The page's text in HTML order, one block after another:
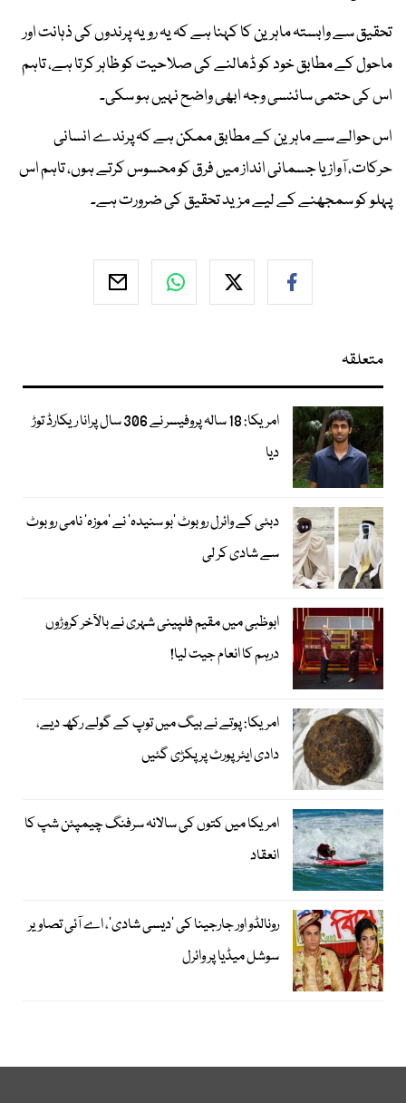
تحقیق سے وابستہ ماہرین کا کہنا ہے کہ یہ رویہ پرندوں کی ذہانت اور
ماحول کے مطابق خود کو ڈھالنے کی صلاحیت کو ظاہر کرتا ہے، تاہم
اس کی حتمی سائنسی وجہ ابھی واضح نہیں ہو سکی۔
اس حوالے سے ماہرین کے مطابق ممکن ہے کہ پرندے انسانی
حرکات، آواز یا جسمانی انداز میں فرق کو محسوس کرتے ہوں، تاہم اس
پہلو کو سمجھنے کے لیے مزید تحقیق کی ضرورت ہے۔
متعلقہ
امریکا: 18 سالہ پروفیسر نے 306 سال پرانا ریکارڈ توڑ
دیا
دبئی کے وائرل روبوٹ ’بو سنیدہ‘ نے ’موزہ‘ نامی روبوٹ
سے شادی کر لی
ابوظبی میں مقیم فلپینی شہری نے بالآخر کروڑوں
درہم کا انعام جیت لیا!
امریکا: پوتے نے بیگ میں توپ کے گولے رکھ دیے،
دادی ایئرپورٹ پر پکڑی گئیں
امریکا میں کتوں کی سالانہ سرفنگ چیمپئن شپ کا
انعقاد
رونالڈو اور جارجینا کی ’دیسی شادی‘، اے آئی تصاویر
سوشل میڈیا پر وائرل